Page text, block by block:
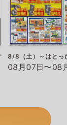
8/8（土）～はとっ
08月07日〜08